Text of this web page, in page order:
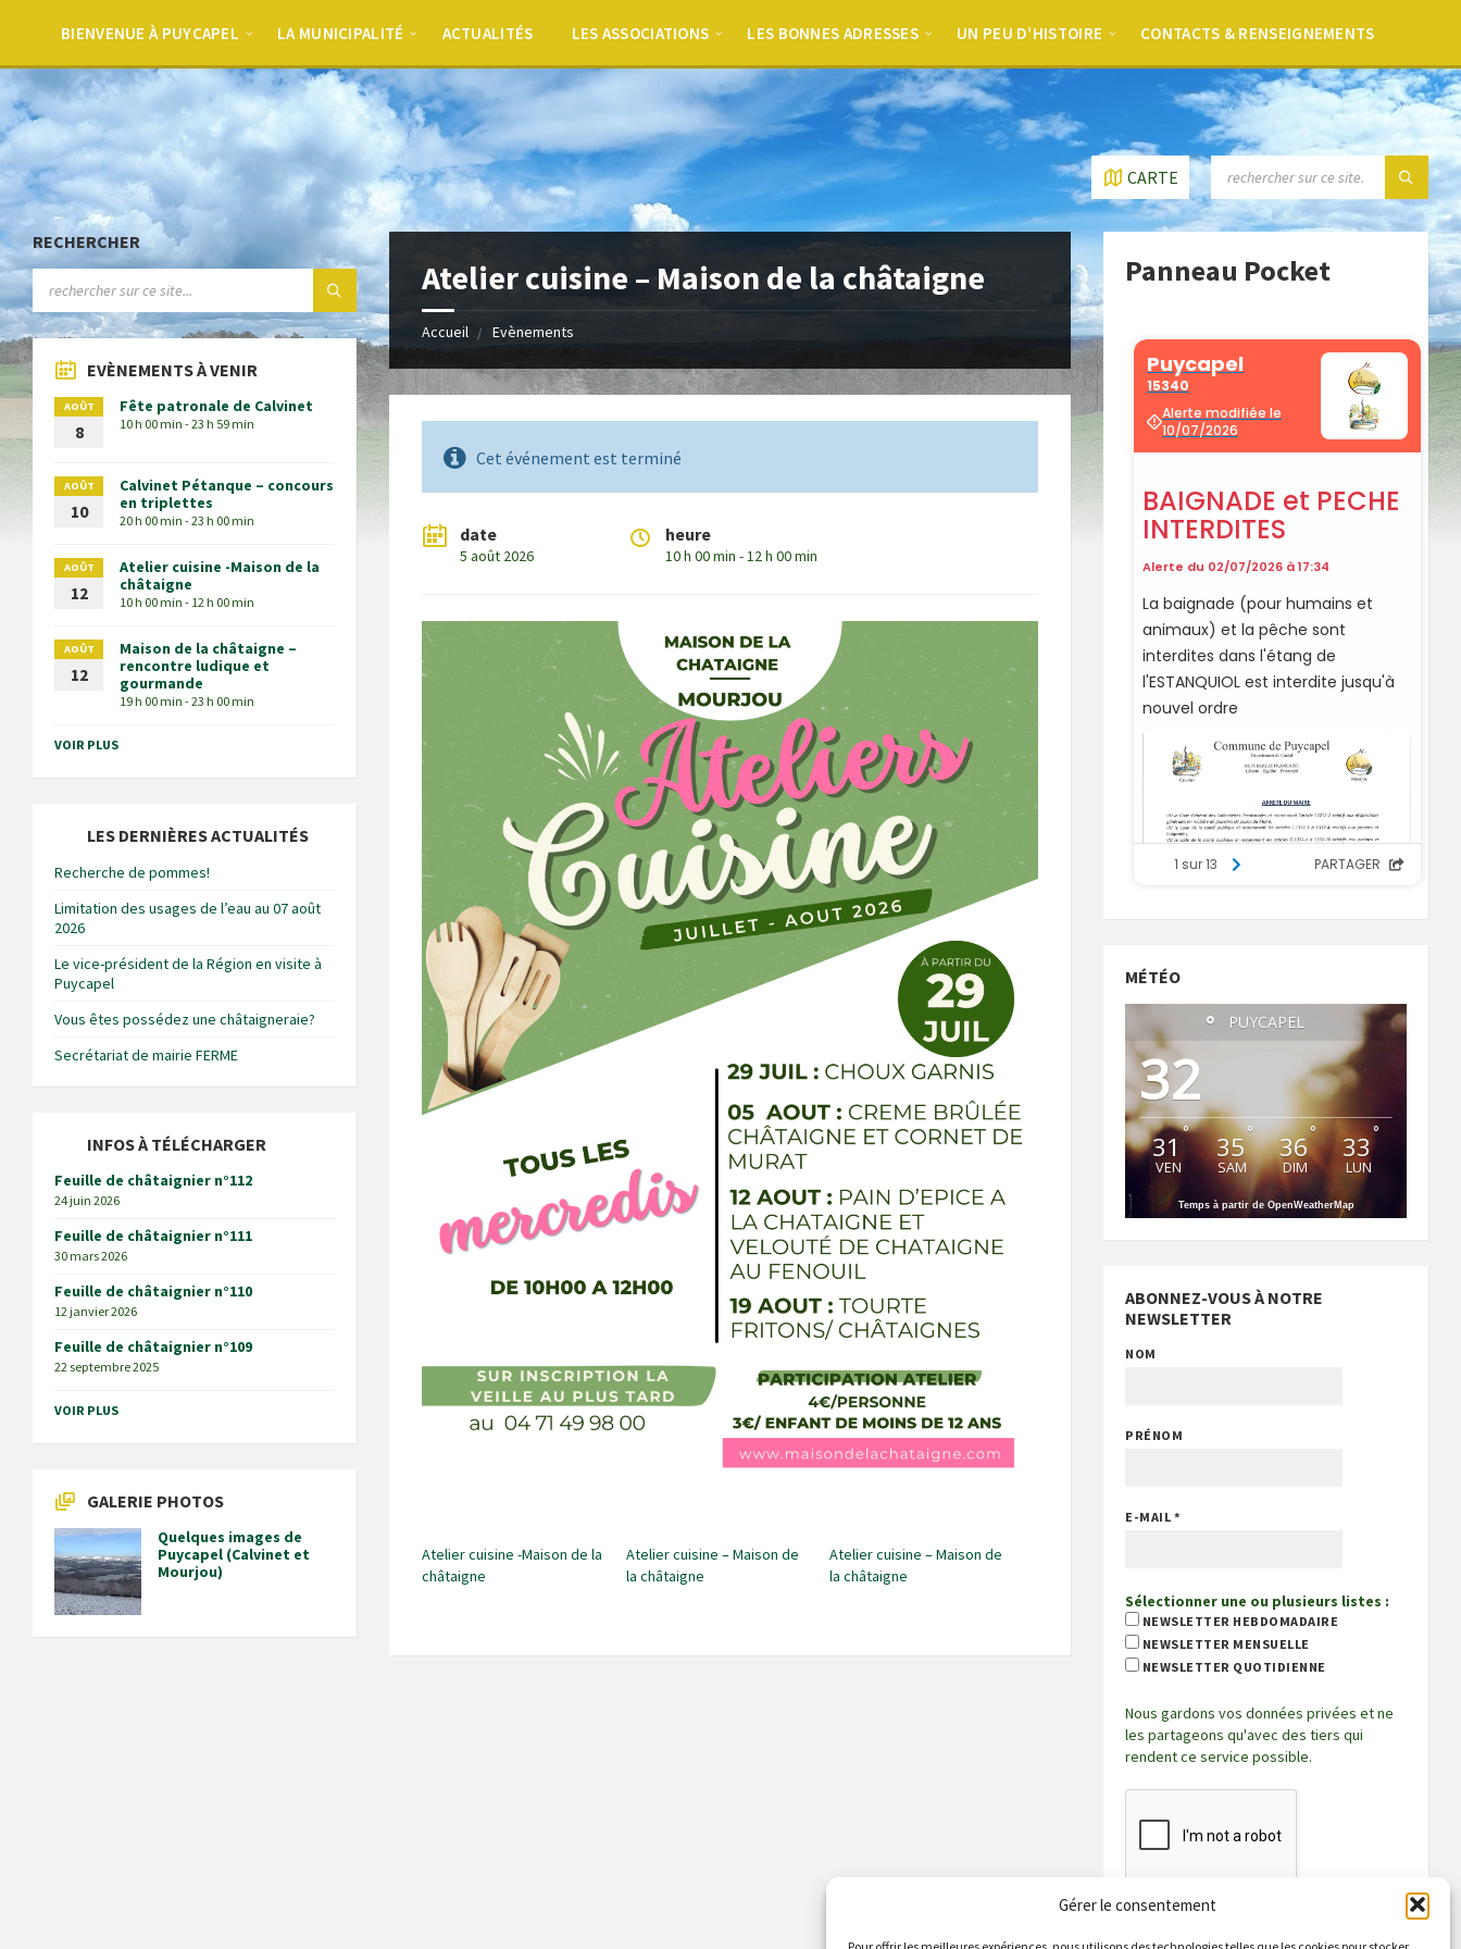
Gérer le consentement
BIENVENUE À PUYCAPEL LA MUNICIPALITÉ ACTUALITÉS LES ASSOCIATIONS LES BONNES ADRESSES UN PEU D’HISTOIRE CONTACTS & RENSEIGNEMENTS
CARTE
Atelier cuisine – Maison de la châtaigne
Accueil Evènements
Cet événement est terminé
date
5 août 2026
heure
10 h 00 min - 12 h 00 min
Atelier cuisine -Maison de la
châtaigne
Atelier cuisine – Maison de
la châtaigne
Atelier cuisine – Maison de
la châtaigne
RECHERCHER
EVÈNEMENTS À VENIR
AOÛT
8
Fête patronale de Calvinet
10 h 00 min - 23 h 59 min
AOÛT
10
Calvinet Pétanque – concours
en triplettes
20 h 00 min - 23 h 00 min
AOÛT
12
Atelier cuisine -Maison de la
châtaigne
10 h 00 min - 12 h 00 min
AOÛT
12
Maison de la châtaigne –
rencontre ludique et
gourmande
19 h 00 min - 23 h 00 min
VOIR PLUS
LES DERNIÈRES ACTUALITÉS
Recherche de pommes!
Limitation des usages de l’eau au 07 août
2026
Le vice-président de la Région en visite à
Puycapel
Vous êtes possédez une châtaigneraie?
Secrétariat de mairie FERME
INFOS À TÉLÉCHARGER
Feuille de châtaignier n°112
24 juin 2026
Feuille de châtaignier n°111
30 mars 2026
Feuille de châtaignier n°110
12 janvier 2026
Feuille de châtaignier n°109
22 septembre 2025
VOIR PLUS
GALERIE PHOTOS
Quelques images de
Puycapel (Calvinet et
Mourjou)
Panneau Pocket
MÉTÉO
PUYCAPEL
32
°
31 °
VEN
35°
SAM
36°
DIM
33°
LUN
Temps à partir de OpenWeatherMap
ABONNEZ-VOUS À NOTRE
NEWSLETTER
NOM
PRÉNOM
E-MAIL *
Sélectionner une ou plusieurs listes :
NEWSLETTER HEBDOMADAIRE
NEWSLETTER MENSUELLE
NEWSLETTER QUOTIDIENNE
Nous gardons vos données privées et ne
les partageons qu'avec des tiers qui
rendent ce service possible.